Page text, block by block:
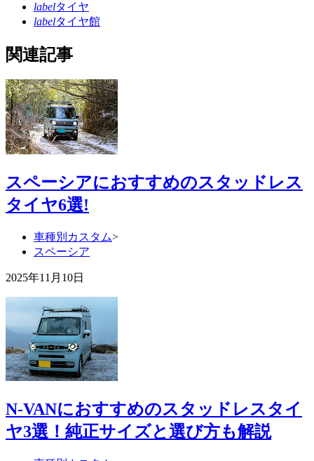
labelタイヤ
labelタイヤ館
関連記事
スペーシアにおすすめのスタッドレス
タイヤ6選!
車種別カスタム>
スペーシア
2025年11月10日
N-VANにおすすめのスタッドレスタイ
ヤ3選！純正サイズと選び方も解説